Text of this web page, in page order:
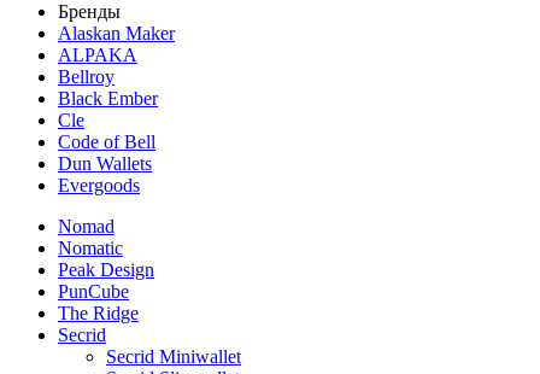
Бренды
Alaskan Maker
ALPAKA
Bellroy
Black Ember
Cle
Code of Bell
Dun Wallets
Evergoods
Nomad
Nomatic
Peak Design
PunCube
The Ridge
Secrid
Secrid Miniwallet